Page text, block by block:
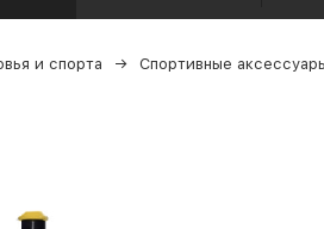
и спорта Спортивные